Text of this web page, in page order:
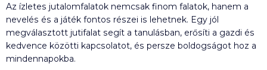
Az ízletes jutalomfalatok nemcsak finom falatok, hanem a
nevelés és a játék fontos részei is lehetnek. Egy jól
megválasztott jutifalat segít a tanulásban, erősíti a gazdi és
kedvence közötti kapcsolatot, és persze boldogságot hoz a
mindennapokba.